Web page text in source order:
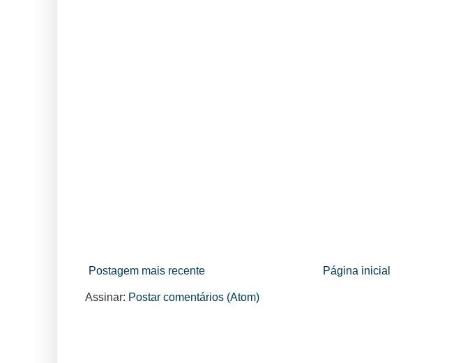
Postagem mais recente Página inicial
Assinar: Postar comentários (Atom)